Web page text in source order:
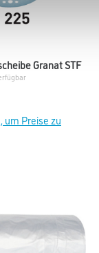
Granat STF
um Preise zu